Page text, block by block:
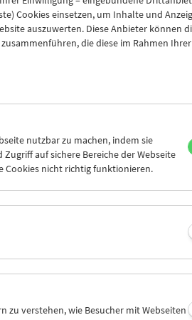
Visconti) am 7.1.2026, 20.30 Uhr
18 Uhr
Kluge) sowie weitere Kurzfilme zum
bzw. online reserviert
Abendkassa.
für unsere Mitglieder bzw.
in January
Cookies einsetzen, um Inhalte und
auszuwerten. Diese Anbieter können
die diese im Rahmen
nutzbar zu machen, indem sie
auf sichere Bereiche der Webseite
Cookies nicht richtig funktionieren.
zu verstehen, wie Besucher mit Webseiten